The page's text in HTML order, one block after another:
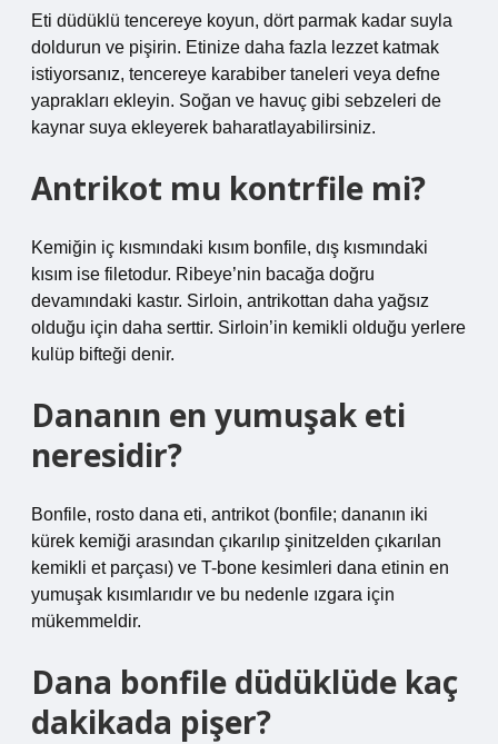
Eti düdüklü tencereye koyun, dört parmak kadar suyla
doldurun ve pişirin. Etinize daha fazla lezzet katmak
istiyorsanız, tencereye karabiber taneleri veya defne
yaprakları ekleyin. Soğan ve havuç gibi sebzeleri de
kaynar suya ekleyerek baharatlayabilirsiniz.
Antrikot mu kontrfile mi?
Kemiğin iç kısmındaki kısım bonfile, dış kısmındaki
kısım ise filetodur. Ribeye’nin bacağa doğru
devamındaki kastır. Sirloin, antrikottan daha yağsız
olduğu için daha serttir. Sirloin’in kemikli olduğu yerlere
kulüp bifteği denir.
Dananın en yumuşak eti
neresidir?
Bonfile, rosto dana eti, antrikot (bonfile; dananın iki
kürek kemiği arasından çıkarılıp şinitzelden çıkarılan
kemikli et parçası) ve T-bone kesimleri dana etinin en
yumuşak kısımlarıdır ve bu nedenle ızgara için
mükemmeldir.
Dana bonfile düdüklüde kaç
dakikada pişer?